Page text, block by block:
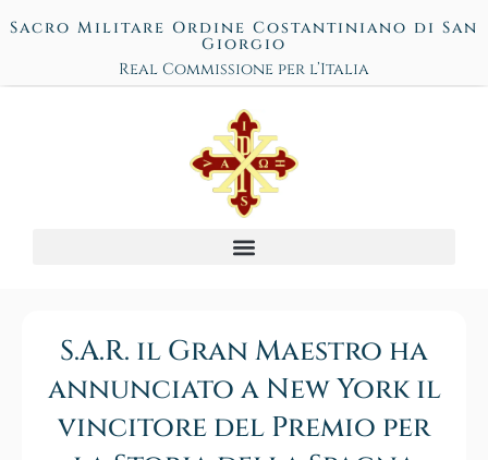
Sacro Militare Ordine Costantiniano di San
Giorgio
Real Commissione per l’Italia
S.A.R. il Gran Maestro ha
annunciato a New York il
vincitore del Premio per